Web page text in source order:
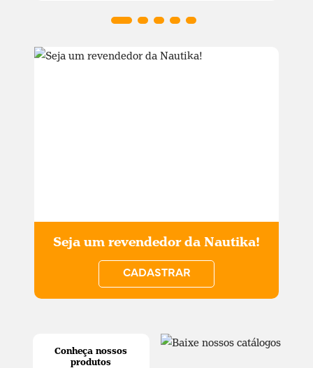
Conheça nossos
produtos
Seja um revendedor da Nautika!
CADASTRAR